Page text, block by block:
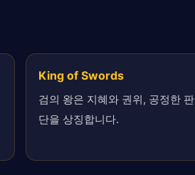
King of Swords
검의 왕은 지혜와 권위, 공정한 판
단을 상징합니다.